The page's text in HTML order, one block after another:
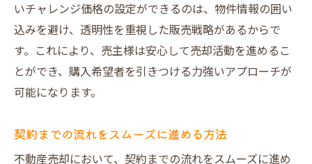
いチャレンジ価格の設定ができるのは、物件情報の囲い
込みを避け、透明性を重視した販売戦略があるからで
す。これにより、売主様は安心して売却活動を進めるこ
とができ、購入希望者を引きつける力強いアプローチが
可能になります。
契約までの流れをスムーズに進める方法
不動産売却において、契約までの流れをスムーズに進め